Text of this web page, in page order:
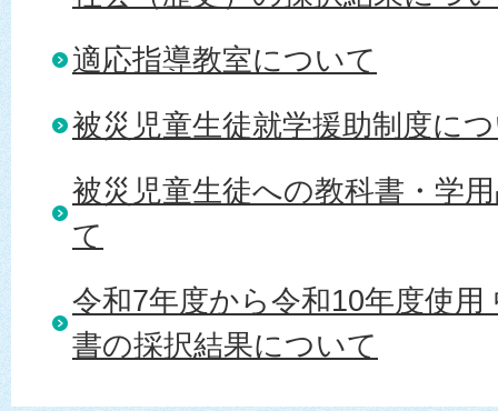
適応指導教室について
被災児童生徒就学援助制度に
被災児童生徒への教科書・学
て
令和7年度から令和10年度使用
書の採択結果について